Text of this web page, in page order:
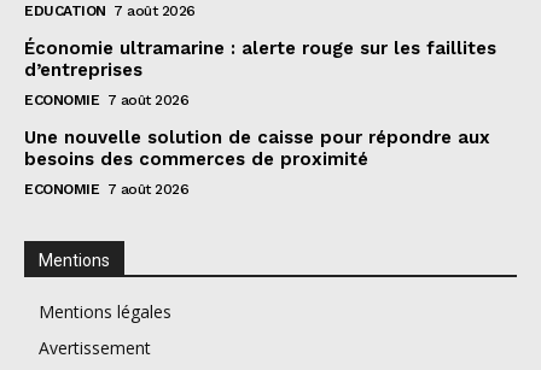
EDUCATION 7 août 2026
Économie ultramarine : alerte rouge sur les faillites
d’entreprises
ECONOMIE 7 août 2026
Une nouvelle solution de caisse pour répondre aux
besoins des commerces de proximité
ECONOMIE 7 août 2026
Mentions
Mentions légales
Avertissement